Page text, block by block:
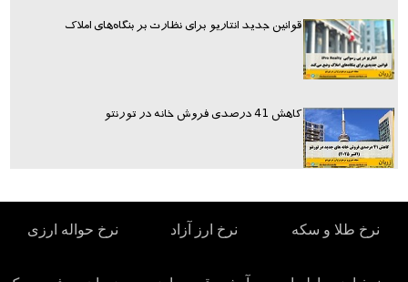
قوانین جدید انتاریو برای نظارت بر بنگاه‌های املاک
کاهش 41 درصدی فروش خانه در تورنتو
نرخ طلا و سکه نرخ ارز آزاد نرخ حواله ارزی